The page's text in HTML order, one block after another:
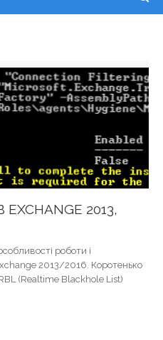
2013,
роботи і
2013/2016. Коротенько
(Realtime Blackhole List)